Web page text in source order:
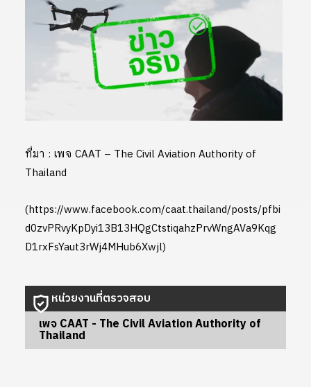
ที่มา : เพจ CAAT – The Civil Aviation Authority of
Thailand
(https://www.facebook.com/caat.thailand/posts/pfbi
d0zvPRvyKpDyi13B13HQgCtstiqahzPrvWngAVa9Kqg
D1rxFsYaut3rWj4MHub6Xwjl)
หน่วยงานที่ตรวจสอบ
เพจ CAAT - The Civil Aviation Authority of
Thailand